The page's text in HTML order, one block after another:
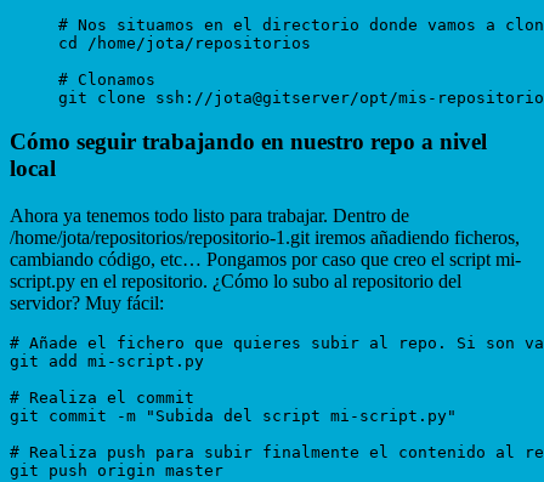
# Nos situamos en el directorio donde vamos a
cd /home/jota/repositorios
# Clonamos
Cómo seguir trabajando en nuestro repo a nivel
local
Ahora ya tenemos todo listo para trabajar. Dentro de
/home/jota/repositorios/repositorio-1.git iremos añadiendo ficheros,
cambiando código, etc… Pongamos por caso que creo el script mi-
script.py en el repositorio. ¿Cómo lo subo al repositorio del
servidor? Muy fácil:
# Añade el fichero que quieres subir al repo. Si son
git add mi-script.py
# Realiza el commit
git commit -m "Subida del script mi-script.py"
# Realiza push para subir finalmente el contenido al